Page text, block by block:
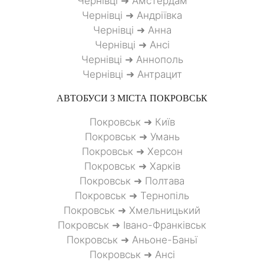
Чернівці ➜ Андріївка
Чернівці ➜ Анна
Чернівці ➜ Ансі
Чернівці ➜ Аннополь
Чернівці ➜ Антрацит
АВТОБУСИ З МІСТА ПОКРОВСЬК
Покровськ ➜ Київ
Покровськ ➜ Умань
Покровськ ➜ Херсон
Покровськ ➜ Харків
Покровськ ➜ Полтава
Покровськ ➜ Тернопіль
Покровськ ➜ Хмельницький
Покровськ ➜ Івано-Франківськ
Покровськ ➜ Аньоне-Баньї
Покровськ ➜ Ансі